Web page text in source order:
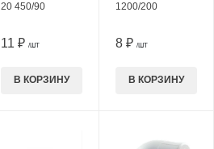
20 450/90
11 ₽ /ШТ
В КОРЗИНУ
1200/200
8 ₽ /ШТ
В КОРЗИНУ